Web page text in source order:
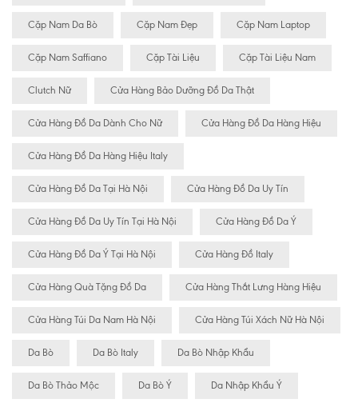
Cặp Nam Da Bò Cặp Nam Đẹp Cặp Nam Laptop
Cặp Nam Saffiano Cặp Tài Liệu Cặp Tài Liệu Nam
Clutch Nữ Cửa Hàng Bảo Dưỡng Đồ Da Thật
Cửa Hàng Đồ Da Dành Cho Nữ Cửa Hàng Đồ Da Hàng Hiệu
Cửa Hàng Đồ Da Hàng Hiệu Italy
Cửa Hàng Đồ Da Tại Hà Nội Cửa Hàng Đồ Da Uy Tín
Cửa Hàng Đồ Da Uy Tín Tại Hà Nội Cửa Hàng Đồ Da Ý
Cửa Hàng Đồ Da Ý Tại Hà Nội Cửa Hàng Đồ Italy
Cửa Hàng Quà Tặng Đồ Da Cửa Hàng Thắt Lưng Hàng Hiệu
Cửa Hàng Túi Da Nam Hà Nội Cửa Hàng Túi Xách Nữ Hà Nội
Da Bò Da Bò Italy Da Bò Nhập Khẩu
Da Bò Thảo Mộc Da Bò Ý Da Nhập Khẩu Ý